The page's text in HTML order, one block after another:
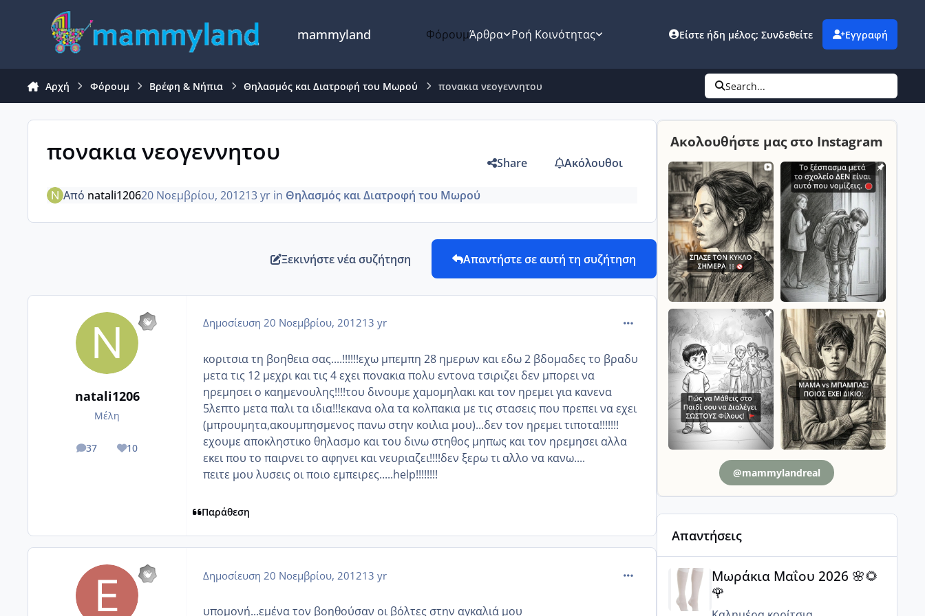
Μετάβαση σε περιεχόμενο
mammyland ΦόρουμΆρθρα Ροή Κοινότητας Είστε ήδη μέλος; Συνδεθείτε Εγγραφή
Αρχή Φόρουμ Βρέφη & Νήπια Θηλασμός και Διατροφή του Μωρού πονακια νεογεννητου Search...
πονακια νεογεννητου Share Ακόλουθοι
Από natali120620 Νοεμβρίου, 201213 yr in Θηλασμός και Διατροφή του Μωρού
Ξεκινήστε νέα συζήτηση Απαντήστε σε αυτή τη συζήτηση
natali1206
Μέλη
37
posts 10
Reputation
Δημοσίευση 20 Νοεμβρίου, 201213 yr comment_892546
κοριτσια τη βοηθεια σας....!!!!!!εχω μπεμπη 28 ημερων και εδω 2 βδομαδες το βραδυ
μετα τις 12 μεχρι και τις 4 εχει πονακια πολυ εντονα τσιριζει δεν μπορει να
ηρεμησει ο καημενουλης!!!!του δινουμε χαμομηλακι και τον ηρεμει για κανενα
5λεπτο μετα παλι τα ιδια!!!εκανα ολα τα κολπακια με τις στασεις που πρεπει να εχει
(μπρουμητα,ακουμπησμενος πανω στην κοιλια μου)...δεν τον ηρεμει τιποτα!!!!!!!
εχουμε αποκληστικο θηλασμο και του δινω στηθος μηπως και τον ηρεμησει αλλα
εκει που το παιρνει το αφηνει και νευριαζει!!!!δεν ξερω τι αλλο να κανω....
πειτε μου λυσεις οι ποιο εμπειρες.....help!!!!!!!!
Παράθεση
Δημοσίευση 20 Νοεμβρίου, 201213 yr comment_892553
υπομονή...εμένα τον βοηθούσαν οι βόλτες στην αγκαλιά μου
Ακολουθήστε μας στο Instagram
@mammylandreal
Απαντήσεις
Μωράκια Μαΐου 2026 🌸🌻🌹
Μωράκια Μαΐου 2026 🌸🌻
🌹